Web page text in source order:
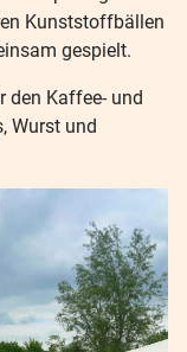
Kunststoffbällen
gespielt.
den Kaffee- und
Wurst und